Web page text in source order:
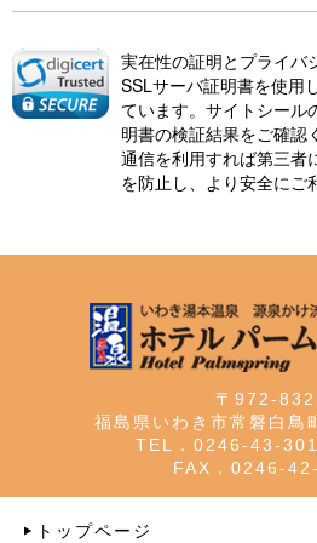
実在性の証明とプライバ
SSLサーバ証明書を使用
ています。サイトシール
明書の検証結果をご確認
通信を利用すれば第三者
を防止し、より安全にご
〒972-
福島県いわき市常磐白鳥
TEL．0246-43-
FAX．0246-
トップページ